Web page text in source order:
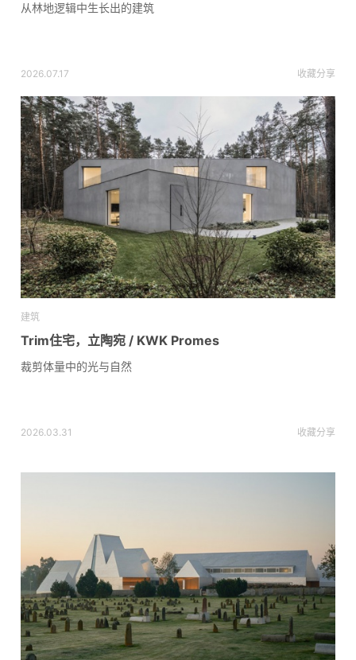
从林地逻辑中生长出的建筑
2026.07.17 收藏分享
建筑
Trim住宅，立陶宛 / KWK Promes
裁剪体量中的光与自然
2026.03.31 收藏分享